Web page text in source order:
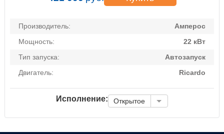
Производитель:
Амперос
Мощность:
22 кВт
Тип запуска:
Автозапуск
Двигатель:
Ricardo
Исполнение: Открытое